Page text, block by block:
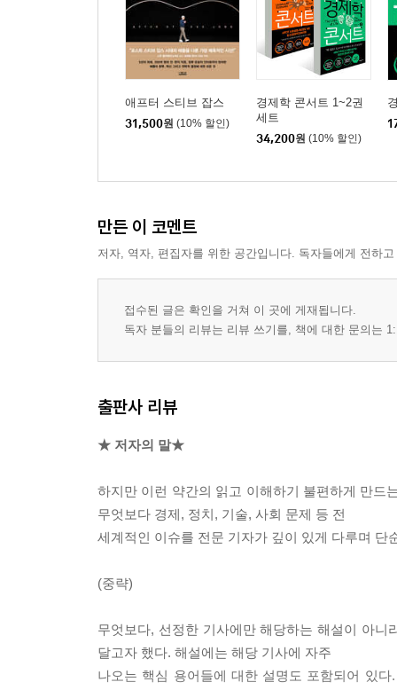
애프터 스티브 잡스
31,500원 (10% 할인)
경제학 콘서트 1~2권
세트
34,200원 (10% 할인)
만든 이 코멘트
저자, 역자, 편집자를 위한 공간입니다. 독자들에게 전하
접수된 글은 확인을 거쳐 이 곳에 게재됩니다.
독자 분들의 리뷰는 리뷰 쓰기를, 책에 대한 문의는
출판사 리뷰
★ 저자의 말★
하지만 이런 약간의 읽고 이해하기 불편하게 만드
무엇보다 경제, 정치, 기술, 사회 문제 등 전
세계적인 이슈를 전문 기자가 깊이 있게 다루며
(중략)
무엇보다, 선정한 기사에만 해당하는 해설이 아
달고자 했다. 해설에는 해당 기사에 자주
나오는 핵심 용어들에 대한 설명도 포함되어 있